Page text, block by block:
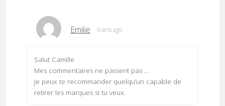
Emilie 6 ans ago
Salut Camille
Mes commentaires ne passent pas …
Je peux te recommander quelqu’un capable de
retirer les marques si tu veux.